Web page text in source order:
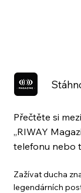
Přečtěte si
„RIWAY
telefonu nebo
Zažívat ducha
legendárních